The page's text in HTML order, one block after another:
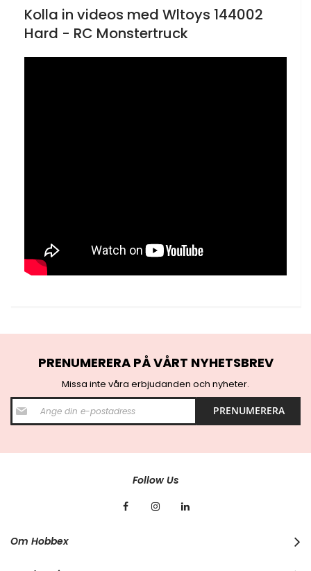
Kolla in videos med Wltoys 144002
Hard - RC Monstertruck
PRENUMERERA PÅ VÅRT NYHETSBREV
Missa inte våra erbjudanden och nyheter.
S
i
g
PRENUMERERA
Follow Us
Om Hobbex